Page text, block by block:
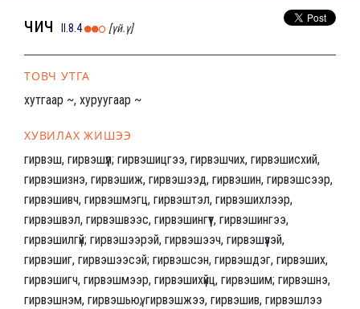
чич II.8.4 [үй.ү]
ТОВЧ УТГА
хутгаар ~, хуруугаар ~
ХУВИЛАХ ЖИШЭЭ
гирвэш, гирвэшүүл; гирвэшицгээ, гирвэшчих, гирвэшисхий,
гирвэшизнэ, гирвэшиж, гирвэшээд, гирвэшин, гирвэшсээр,
гирвэшивч, гирвэшмэгц, гирвэштэл, гирвэшихлээр,
гирвэшвэл, гирвэшвээс, гирвэшингүүт, гирвэшингээ,
гирвэшилгүй; гирвэшээрэй, гирвэшээч, гирвэшүүзэй,
гирвэшиг, гирвэшээсэй; гирвэшсэн, гирвэшдэг, гирвэших,
гирвэшигч, гирвэшмээр, гирвэшихүйц, гирвэшим; гирвэшнэ,
гирвэшнэм, гирвэшьюү, гирвэшжээ, гирвэшив, гирвэшлээ